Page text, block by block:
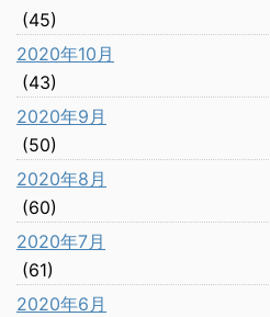
(45)
2020年10月
(43)
2020年9月
(50)
2020年8月
(60)
2020年7月
(61)
2020年6月